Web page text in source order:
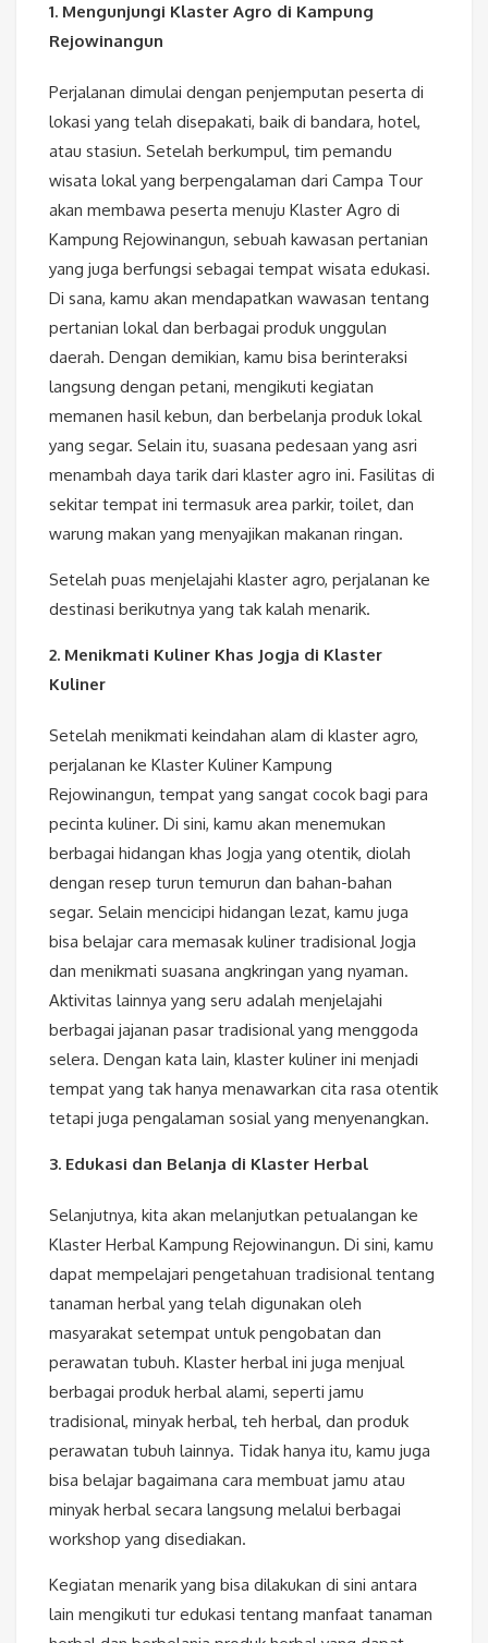
1. Mengunjungi Klaster Agro di Kampung
Rejowinangun
Perjalanan dimulai dengan penjemputan peserta di
lokasi yang telah disepakati, baik di bandara, hotel,
atau stasiun. Setelah berkumpul, tim pemandu
wisata lokal yang berpengalaman dari Campa Tour
akan membawa peserta menuju Klaster Agro di
Kampung Rejowinangun, sebuah kawasan pertanian
yang juga berfungsi sebagai tempat wisata edukasi.
Di sana, kamu akan mendapatkan wawasan tentang
pertanian lokal dan berbagai produk unggulan
daerah. Dengan demikian, kamu bisa berinteraksi
langsung dengan petani, mengikuti kegiatan
memanen hasil kebun, dan berbelanja produk lokal
yang segar. Selain itu, suasana pedesaan yang asri
menambah daya tarik dari klaster agro ini. Fasilitas di
sekitar tempat ini termasuk area parkir, toilet, dan
warung makan yang menyajikan makanan ringan.
Setelah puas menjelajahi klaster agro, perjalanan ke
destinasi berikutnya yang tak kalah menarik.
2. Menikmati Kuliner Khas Jogja di Klaster
Kuliner
Setelah menikmati keindahan alam di klaster agro,
perjalanan ke Klaster Kuliner Kampung
Rejowinangun, tempat yang sangat cocok bagi para
pecinta kuliner. Di sini, kamu akan menemukan
berbagai hidangan khas Jogja yang otentik, diolah
dengan resep turun temurun dan bahan-bahan
segar. Selain mencicipi hidangan lezat, kamu juga
bisa belajar cara memasak kuliner tradisional Jogja
dan menikmati suasana angkringan yang nyaman.
Aktivitas lainnya yang seru adalah menjelajahi
berbagai jajanan pasar tradisional yang menggoda
selera. Dengan kata lain, klaster kuliner ini menjadi
tempat yang tak hanya menawarkan cita rasa otentik
tetapi juga pengalaman sosial yang menyenangkan.
3. Edukasi dan Belanja di Klaster Herbal
Selanjutnya, kita akan melanjutkan petualangan ke
Klaster Herbal Kampung Rejowinangun. Di sini, kamu
dapat mempelajari pengetahuan tradisional tentang
tanaman herbal yang telah digunakan oleh
masyarakat setempat untuk pengobatan dan
perawatan tubuh. Klaster herbal ini juga menjual
berbagai produk herbal alami, seperti jamu
tradisional, minyak herbal, teh herbal, dan produk
perawatan tubuh lainnya. Tidak hanya itu, kamu juga
bisa belajar bagaimana cara membuat jamu atau
minyak herbal secara langsung melalui berbagai
workshop yang disediakan.
Kegiatan menarik yang bisa dilakukan di sini antara
lain mengikuti tur edukasi tentang manfaat tanaman